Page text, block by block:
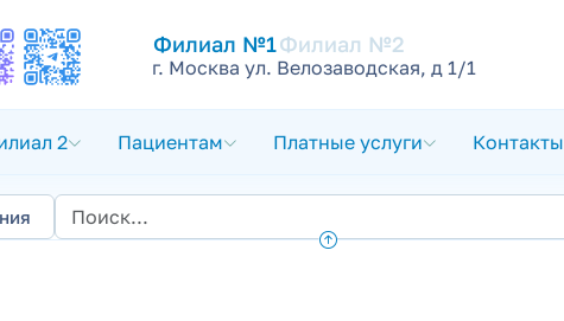
Филиал №1Филиал №2
г. Москва ул. Велозаводская, д 1/1
2 Пациентам Платные услуги Контакты